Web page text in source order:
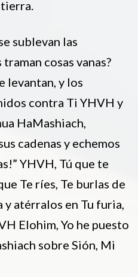
sublevan las
cosas vanas?
levantan, y los
contra Ti YHVH y
HaMashiach,
cadenas y echemos
YHVH, Tú que te
Te ríes, Te burlas de
y atérralos en Tu furia,
Elohim, Yo he puesto
sobre Sión, Mi